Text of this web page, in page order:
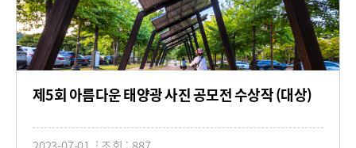
제5회 아름다운 태양광 사진 공모전 수상작 (대상)